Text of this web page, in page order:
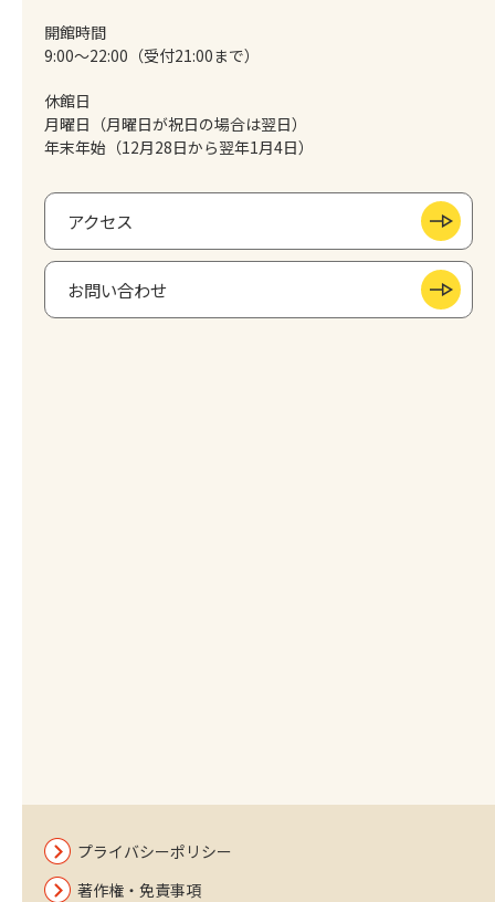
開館時間
9:00～22:00（受付21:00まで）
休館日
月曜日（月曜日が祝日の場合は翌日）
年末年始（12月28日から翌年1月4日）
アクセス
お問い合わせ
プライバシーポリシー
著作権・免責事項